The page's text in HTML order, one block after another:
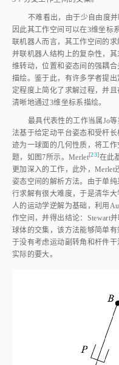
不难看出，由于少自由度
因此其工作空间可以在3维坐标
联机器人而言，其工作空间的
并联机器人结构上的复杂性，
维转动，位置和姿态间的强耦
描绘。鉴于此，有许多学者提
定程度上简化了求解过程，并
清晰地通过3维坐标系描绘。
最具代表性的工作当属Jo
法基于给定动平台姿态和受杆
迹为一球面的几何性质，将工
题，如 图7所示。Merlet[23]在此
更加深入的工作，此外，
姿态空间的解析方法。由于单
行求解有很大难度，于是清华
人的运动学逆解为基础，利用
作空间，并得出结论：Stewart
球体的交集，该方法能够简单
于没有考虑运动副转角和杆件
实际的要大。